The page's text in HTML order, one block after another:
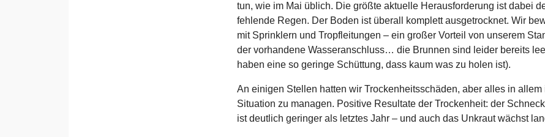
tun, wie im Mai üblich. Die größte aktuelle Herausforderung ist dabei
fehlende Regen. Der Boden ist überall komplett ausgetrocknet. Wir
mit Sprinklern und Tropfleitungen – ein großer Vorteil von unserem
der vorhandene Wasseranschluss… die Brunnen sind leider bereits
haben eine so geringe Schüttung, dass kaum was zu holen ist).
An einigen Stellen hatten wir Trockenheitsschäden, aber alles in allem
Situation zu managen. Positive Resultate der Trockenheit: der
ist deutlich geringer als letztes Jahr – und auch das Unkraut wächst